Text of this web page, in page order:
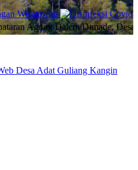
Agung Dalem Dimade, Desa
Desa Adat Guliang Kangin